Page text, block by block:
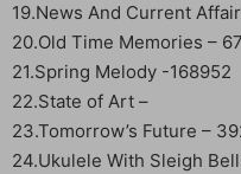
19.News And Current
20.Old Time Memories –
21.Spring Melody -168952
22.State of Art –
23.Tomorrow’s Future –
24.Ukulele With Sleigh